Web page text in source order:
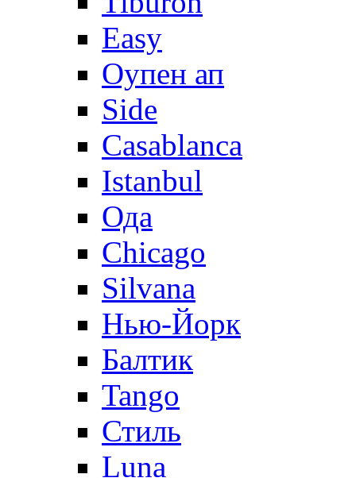
Easy
Оупен ап
Side
Casablanca
Istanbul
Ода
Chicago
Silvana
Нью-Йорк
Балтик
Tango
Стиль
Luna